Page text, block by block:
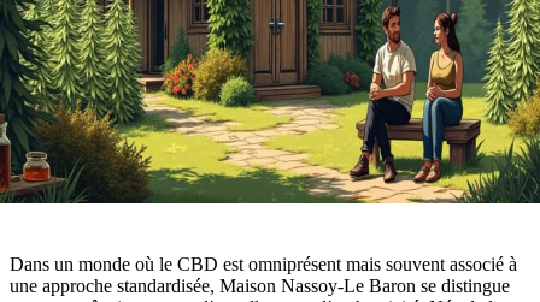
Dans un monde où le CBD est omniprésent mais souvent associé à
une approche standardisée, Maison Nassoy-Le Baron se distingue